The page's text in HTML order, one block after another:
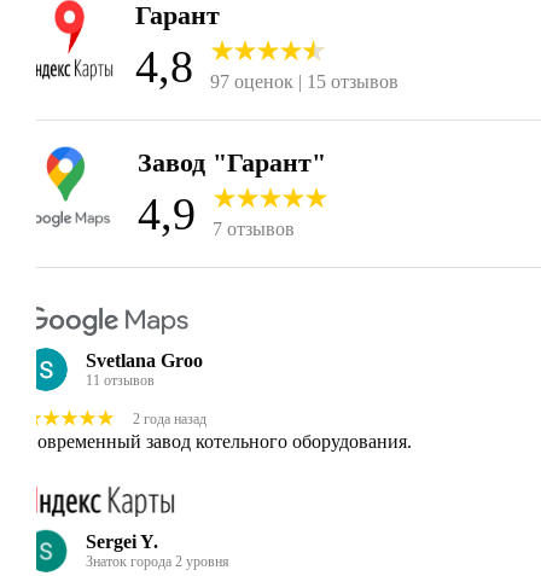
Гарант
4,8 97 оценок | 15 отзывов
4,9 7 отзывов
Sergei Y.
Знаток города 2 уровня
Svetlana Groo
11 отзывов
2 года назад
Современный завод котельного оборудования.